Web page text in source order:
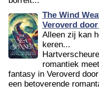
The Wind
Veroverd
Alleen zij kan
keren...
romantiek
fantasy in Veroverd
een betoverende